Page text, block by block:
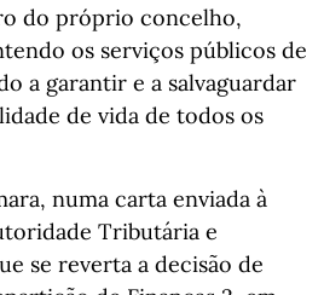
do próprio concelho,
os serviços públicos de
a garantir e a salvaguardar
de vida de todos os
numa carta enviada à
Tributária e
se reverta a decisão de